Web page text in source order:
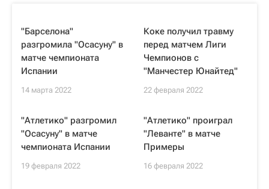
"Барселона"
разгромила "Осасуну" в
матче чемпионата
Испании
14 марта 2022
Коке получил травму
перед матчем Лиги
Чемпионов с
"Манчестер Юнайтед"
22 февраля 2022
"Атлетико" разгромил
"Осасуну" в матче
чемпионата Испании
19 февраля 2022
"Атлетико" проиграл
"Леванте" в матче
Примеры
16 февраля 2022